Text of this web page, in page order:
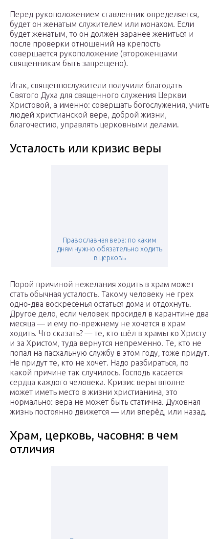
Перед рукоположением ставленник определяется,
будет он женатым служителем или монахом. Если
будет женатым, то он должен заранее жениться и
после проверки отношений на крепость
совершается рукоположение (второженцами
священникам быть запрещено).
Итак, священнослужители получили благодать
Святого Духа для священного служения Церкви
Христовой, а именно: совершать богослужения, учить
людей христианской вере, доброй жизни,
благочестию, управлять церковными делами.
Усталость или кризис веры
Православная вера: по каким
дням нужно обязательно ходить
в церковь
Порой причиной нежелания ходить в храм может
стать обычная усталость. Такому человеку не грех
одно-два воскресенья остаться дома и отдохнуть.
Другое дело, если человек просидел в карантине два
месяца — и ему по-прежнему не хочется в храм
ходить. Что сказать? — те, кто шёл в храмы ко Христу
и за Христом, туда вернутся непременно. Те, кто не
попал на пасхальную службу в этом году, тоже придут.
Не придут те, кто не хочет. Надо разбираться, по
какой причине так случилось. Господь касается
сердца каждого человека. Кризис веры вполне
может иметь место в жизни христианина, это
нормально: вера не может быть статична. Духовная
жизнь постоянно движется — или вперёд, или назад.
Храм, церковь, часовня: в чем
отличия